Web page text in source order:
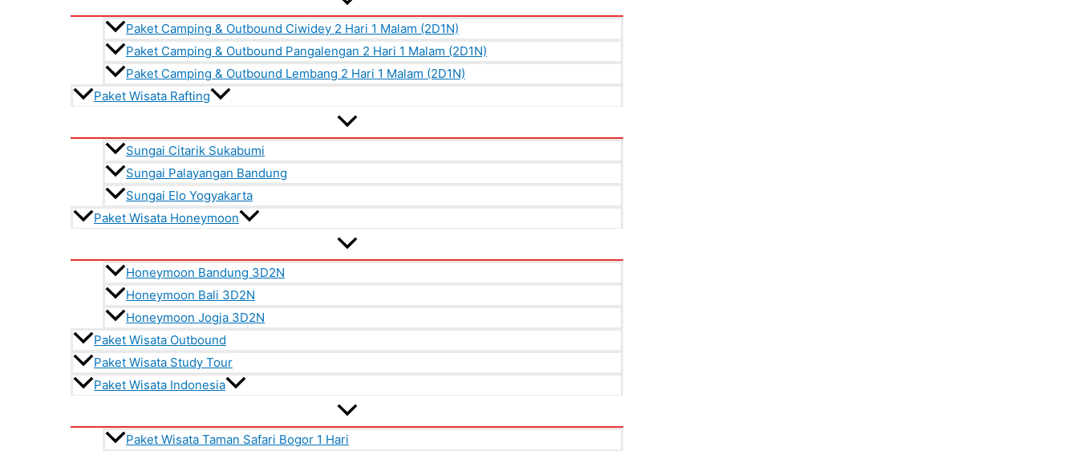
Paket Camping & Outbound Ciwidey 2 Hari 1 Malam (2D1N)
Paket Camping & Outbound Pangalengan 2 Hari 1 Malam (2D1N)
Paket Camping & Outbound Lembang 2 Hari 1 Malam (2D1N)
Paket Wisata Rafting
Sungai Citarik Sukabumi
Sungai Palayangan Bandung
Sungai Elo Yogyakarta
Paket Wisata Honeymoon
Honeymoon Bandung 3D2N
Honeymoon Bali 3D2N
Honeymoon Jogja 3D2N
Paket Wisata Outbound
Paket Wisata Study Tour
Paket Wisata Indonesia
Paket Wisata Taman Safari Bogor 1 Hari